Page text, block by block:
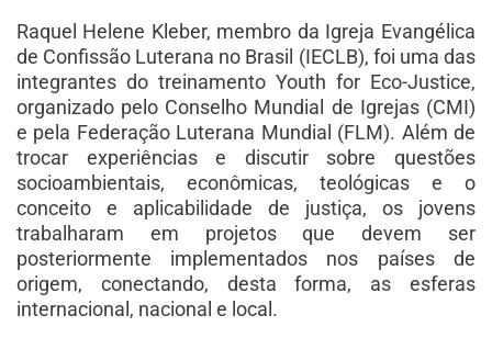
Raquel Helene Kleber, membro da Igreja Evangélica
de Confissão Luterana no Brasil (IECLB), foi uma das
integrantes do treinamento Youth for Eco-Justice,
organizado pelo Conselho Mundial de Igrejas (CMI)
e pela Federação Luterana Mundial (FLM). Além de
trocar experiências e discutir sobre questões
socioambientais, econômicas, teológicas e o
conceito e aplicabilidade de justiça, os jovens
trabalharam em projetos que devem ser
posteriormente implementados nos países de
origem, conectando, desta forma, as esferas
internacional, nacional e local.